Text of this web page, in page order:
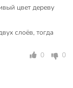
не рекомендуется
Красное дерево
цвет дереву
слоёв, тогда
0
0